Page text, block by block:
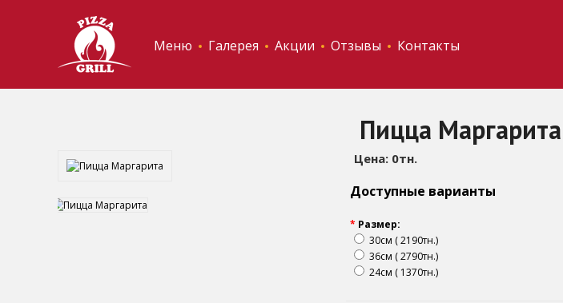
Меню Галерея Акции Отзывы Контакты
Пицца Маргарита
Цена: 0тн.
Доступные варианты
* Размер:
30см ( 2190тн.)
36см ( 2790тн.)
24см ( 1370тн.)